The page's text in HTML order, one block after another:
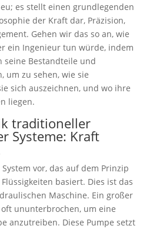
es stellt einen grundlegenden
der Kraft dar, Präzision,
Gehen wir das so an, wie
ein Ingenieur tun würde, indem
seine Bestandteile und
um zu sehen, wie sie
sich auszeichnen, und wo ihre
liegen.
traditioneller
Systeme: Kraft
vor, das auf dem Prinzip
basiert. Dies ist das
Maschine. Ein großer
ununterbrochen, um eine
anzutreiben. Diese Pumpe setzt